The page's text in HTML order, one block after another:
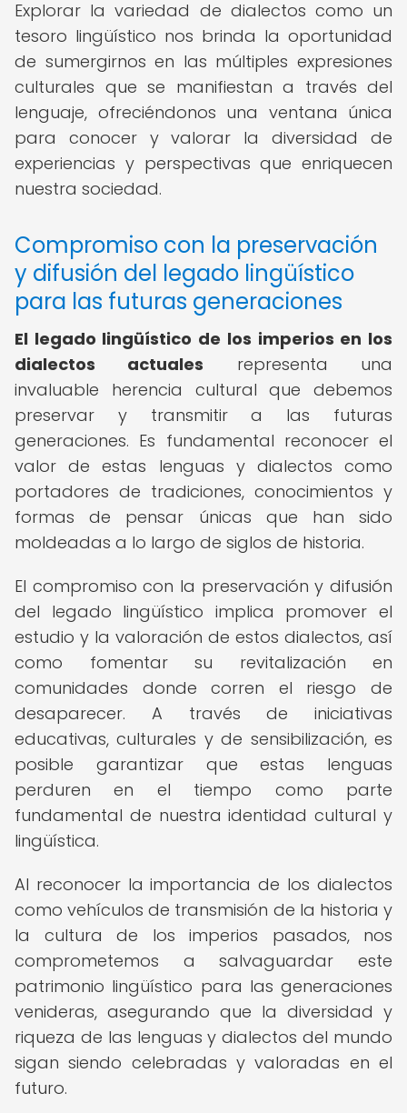
Explorar la variedad de dialectos como un
tesoro lingüístico nos brinda la oportunidad
de sumergirnos en las múltiples expresiones
culturales que se manifiestan a través del
lenguaje, ofreciéndonos una ventana única
para conocer y valorar la diversidad de
experiencias y perspectivas que enriquecen
nuestra sociedad.
Compromiso con la preservación
y difusión del legado lingüístico
para las futuras generaciones
El legado lingüístico de los imperios en los
dialectos actuales representa una
invaluable herencia cultural que debemos
preservar y transmitir a las futuras
generaciones. Es fundamental reconocer el
valor de estas lenguas y dialectos como
portadores de tradiciones, conocimientos y
formas de pensar únicas que han sido
moldeadas a lo largo de siglos de historia.
El compromiso con la preservación y difusión
del legado lingüístico implica promover el
estudio y la valoración de estos dialectos, así
como fomentar su revitalización en
comunidades donde corren el riesgo de
desaparecer. A través de iniciativas
educativas, culturales y de sensibilización, es
posible garantizar que estas lenguas
perduren en el tiempo como parte
fundamental de nuestra identidad cultural y
lingüística.
Al reconocer la importancia de los dialectos
como vehículos de transmisión de la historia y
la cultura de los imperios pasados, nos
comprometemos a salvaguardar este
patrimonio lingüístico para las generaciones
venideras, asegurando que la diversidad y
riqueza de las lenguas y dialectos del mundo
sigan siendo celebradas y valoradas en el
futuro.